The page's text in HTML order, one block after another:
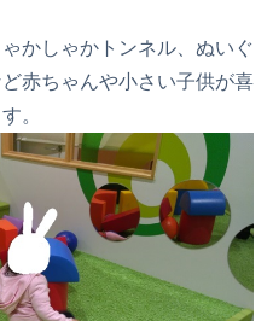
かしゃかトンネル、ぬいぐ
赤ちゃんや小さい子供が喜
。